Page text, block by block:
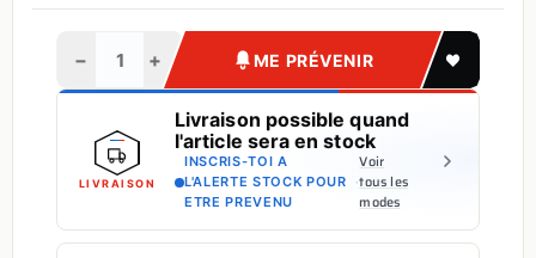
− + ME PRÉVENIR
LIVRAISON
Livraison possible quand
l'article sera en stock
INSCRIS-TOI A
L'ALERTE STOCK POUR
ETRE PREVENU
·
Voir
tous les
modes